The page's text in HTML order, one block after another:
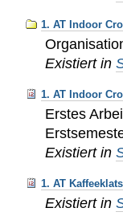
1. AT Indoor
Existiert in
1. AT Indoor
Erstes
Existiert in
1. AT
Existiert in